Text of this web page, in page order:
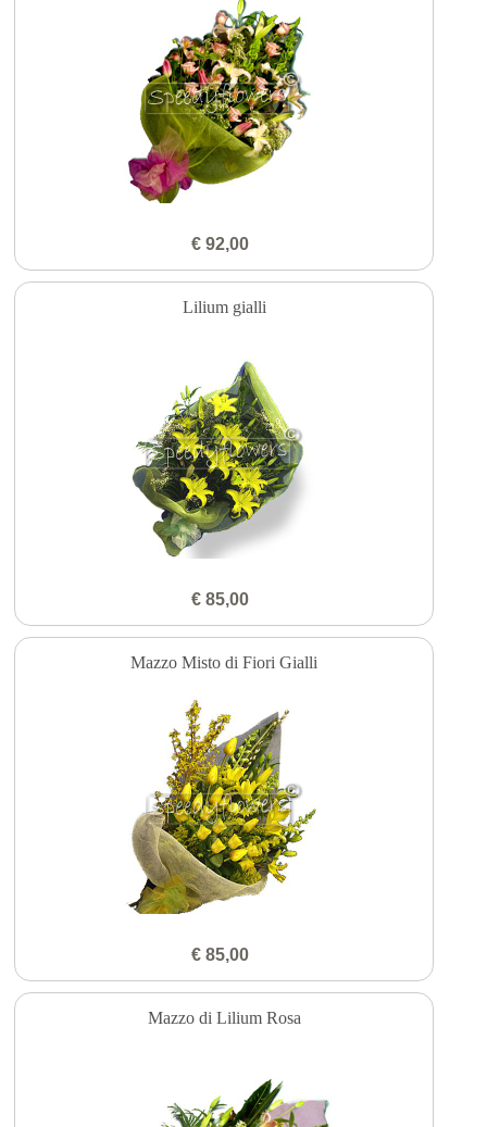
€ 92,00
Lilium gialli
€ 85,00
Mazzo Misto di Fiori Gialli
€ 85,00
Mazzo di Lilium Rosa